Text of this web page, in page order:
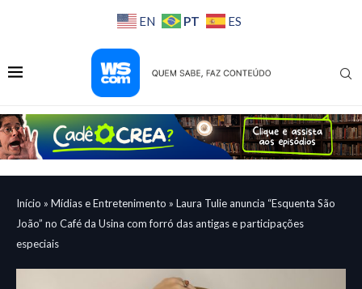
EN PT ES
Início » Mídias e Entretenimento » Laura Tulie anuncia “Esquenta São
João” no Café da Usina com forró das antigas e participações
especiais